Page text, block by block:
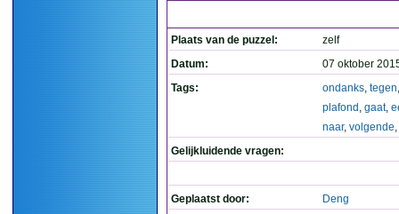
Plaats van de puzzel:
zelf
Datum:
07 oktober
Tags:
ondanks, tegen
plafond , gaat,
naar, volgende,
Gelijkluidende vragen:
Geplaatst door: Deng